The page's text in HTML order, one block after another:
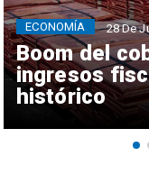
Boom del
ingresos
histórico
ECONOMÍA 28 De